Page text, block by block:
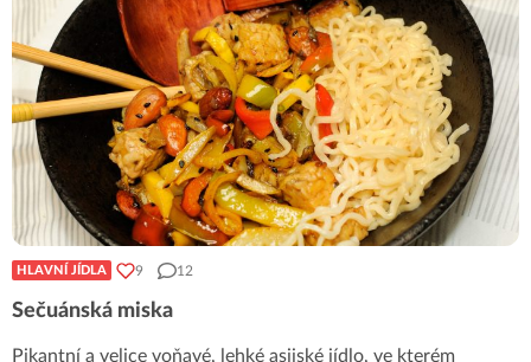
HLAVNÍ JÍDLA 9 12
Sečuánská miska
Pikantní a velice voňavé, lehké asijské jídlo, ve kterém